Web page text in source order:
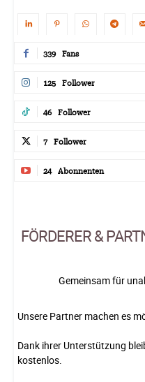
339 Fans
125 Follower
46 Follower
7 Follower
24 Abonnenten
FÖRDERER &
Gemeinsam für
Unsere Partner machen es
Dank ihrer Unterstützung
kostenlos.